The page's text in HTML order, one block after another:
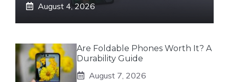
August 4, 2026
Are Foldable Phones Worth It? A
Durability Guide
August 7, 2026